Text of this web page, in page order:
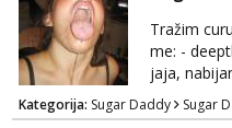
Tražim
me: -
jaja,
gaping,
Kategorija: Sugar Daddy Sugar